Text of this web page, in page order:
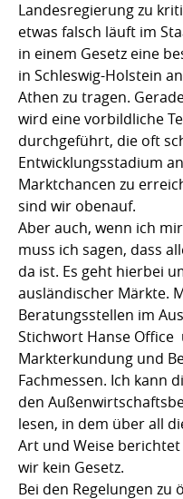
Landesregierung zu
etwas falsch läuft im
in einem Gesetz eine
in Schleswig-Holstein
Athen zu tragen.
wird eine vorbildliche
durchgeführt, die oft
Entwicklungsstadium
Marktchancen zu
sind wir obenauf.
Aber auch, wenn ich
muss ich sagen, dass
da ist. Es geht hierbei
ausländischer Märkte.
Beratungsstellen im
Stichwort Hanse Office
Markterkundung und
Fachmessen. Ich kann
den
lesen, in dem über all
Art und Weise
wir kein Gesetz.
Bei den Regelungen